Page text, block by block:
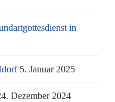
in
5. Januar 2025
Dezember 2024